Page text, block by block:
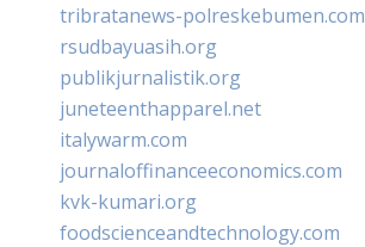
tribratanews-polreskebumen.com
rsudbayuasih.org
publikjurnalistik.org
juneteenthapparel.net
italywarm.com
journaloffinanceeconomics.com
kvk-kumari.org
foodscienceandtechnology.com